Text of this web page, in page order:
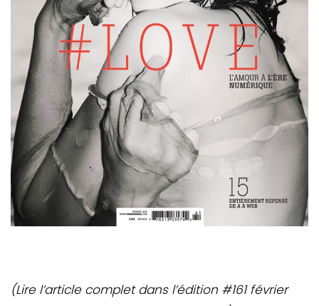
(Lire l’article complet dans l’édition #161 février